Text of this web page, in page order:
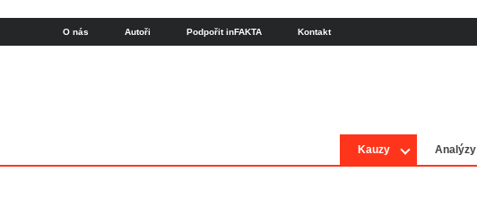
Kauzy Analýzy
O nás Autoři Podpořit inFAKTA Kontakt